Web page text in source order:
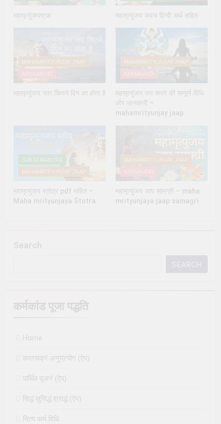
महामृत्युंजयष्टक महामृत्युंजय कवच हिन्दी अर्थ सहित
MAHAMRITYUNJAY JAAP
महामृत्युंजय जाप कितने दिन का होता है
MAHAMRITYUNJAY JAAP
महामृत्युंजय जप करने की सम्पूर्ण विधि
और जानकारी –
mahamrityunjay jaap
SUKTA MANTRA
MAHAMRITYUNJAY JAAP
महामृत्युंजय स्तोत्र pdf सहित –
Maha mrityunjaya Stotra
MAHAMRITYUNJAY JAAP
महामृत्युंजय जाप सामग्री – maha
mrityunjaya jaap samagri
कर्मकांड पूजा पद्धति
Home
कालचक्रं अनुप्रयोग (ऐप)
पार्थिव पूजनं (ऐप)
सिद्धं सुसिद्धं श्राद्धं (ऐप)
नित्य कर्म विधि